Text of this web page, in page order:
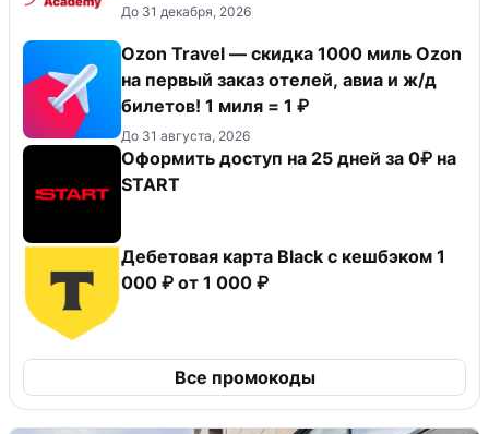
До 31 декабря, 2026
Ozon Travel — скидка 1000 миль Ozon
на первый заказ отелей, авиа и ж/д
билетов! 1 миля = 1 ₽
До 31 августа, 2026
Оформить доступ на 25 дней за 0₽ на
START
Дебетовая карта Black c кешбэком 1
000 ₽ от 1 000 ₽
Все промокоды